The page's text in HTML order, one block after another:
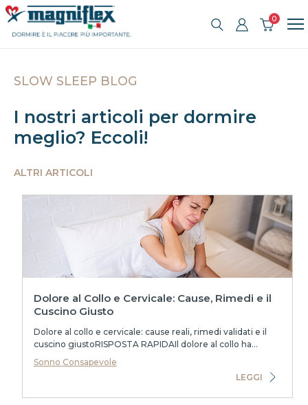
0
SLOW SLEEP BLOG
I nostri articoli per dormire
meglio? Eccoli!
ALTRI ARTICOLI
Dolore al Collo e Cervicale: Cause, Rimedi e il
Cuscino Giusto
Dolore al collo e cervicale: cause reali, rimedi validati e il
cuscino giustoRISPOSTA RAPIDAIl dolore al collo ha
colpito 203 milioni di persone nel m...
Sonno Consapevole
LEGGI